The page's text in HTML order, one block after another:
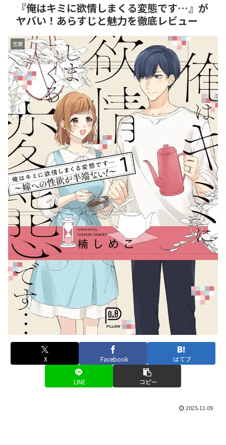
『俺はキミに欲情しまくる変態です…』が
ヤバい！あらすじと魅力を徹底レビュー
恋愛
X Facebook はてブ
LINE コピー
2025.11.09